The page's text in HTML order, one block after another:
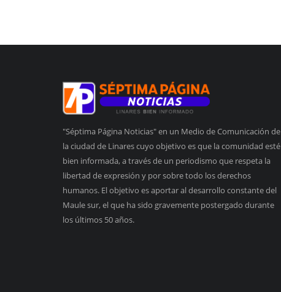
"Séptima Página Noticias" en un Medio de Comunicación de
la ciudad de Linares cuyo objetivo es que la comunidad esté
bien informada, a través de un periodismo que respeta la
libertad de expresión y por sobre todo los derechos
humanos. El objetivo es aportar al desarrollo constante del
Maule sur, el que ha sido gravemente postergado durante
los últimos 50 años.